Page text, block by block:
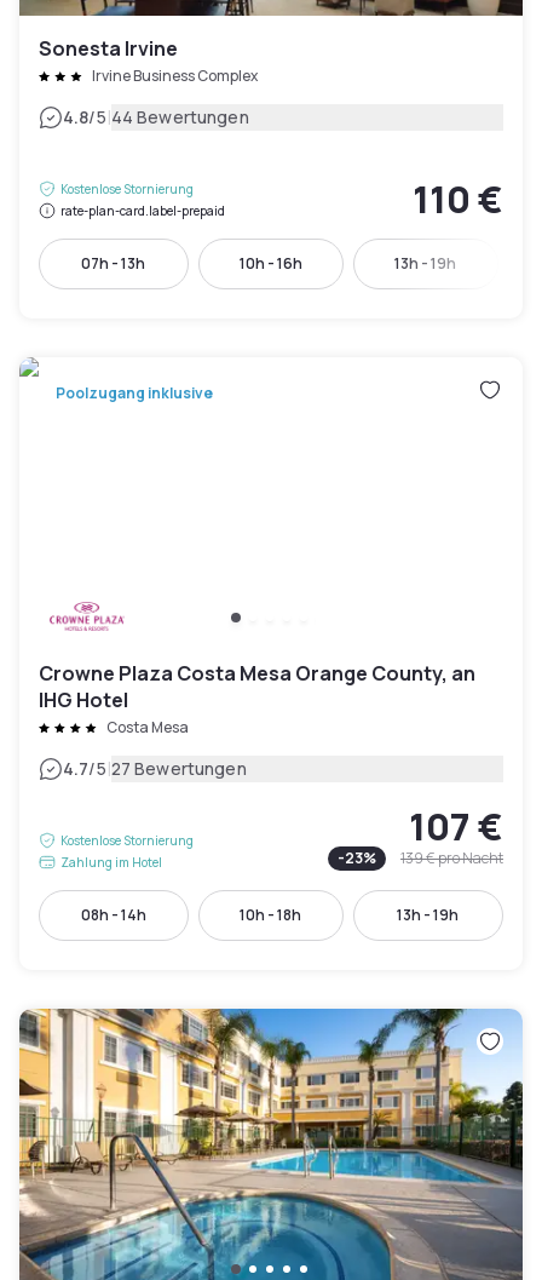
Sonesta Irvine
Irvine Business Complex
4.8/5|44 Bewertungen
Kostenlose Stornierung
rate-plan-card.label-prepaid
110 €
07h - 13h 10h - 16h 13h - 19h
Poolzugang inklusive
Crowne Plaza Costa Mesa Orange County, an
IHG Hotel
Costa Mesa
4.7/5|27 Bewertungen
Kostenlose Stornierung
Zahlung im Hotel
107 €
-23% 139 €pro Nacht
08h - 14h 10h - 18h 13h - 19h